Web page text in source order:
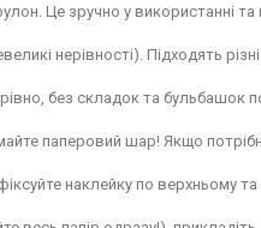
Це зручно у використанні та
нерівності). Підходять різні
без складок та бульбашок
паперовий шар! Якщо
наклейку по верхньому